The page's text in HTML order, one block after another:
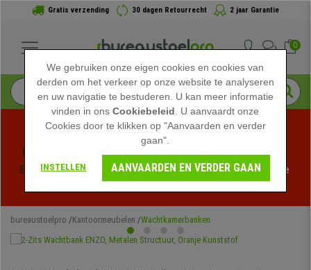
Gratis verzending 30 dagen Retourrecht 2 jaar Garantie
0
Profiteer van de Zomeruitverkoop bij bureaustoelpro!
Exclusieve kortingen voor een beperkte tijd - Bekijk de
bureaustoelpro Kantoormeubelen Wachtkamerbanken
We gebruiken onze eigen cookies en cookies van
derden om het verkeer op onze website te analyseren
en uw navigatie te bestuderen. U kan meer informatie
vinden in onsCookiebeleid . U aanvaardt onze
Cookies door te klikken op "Aanvaarden en verder
gaan".
INSTELLEN AANVAARDEN EN VERDER GAAN